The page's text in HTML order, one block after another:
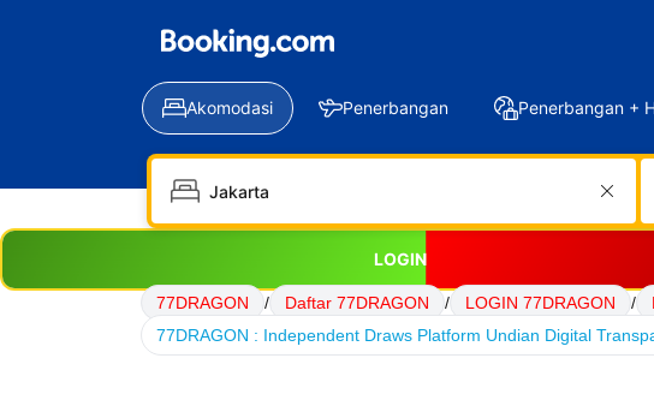
Akomodasi Penerbangan Penerbangan +
LOGIN
77DRAGON / Daftar 77DRAGON / LOGIN 77DRAGON /
77DRAGON : Independent Draws Platform Undian Digital